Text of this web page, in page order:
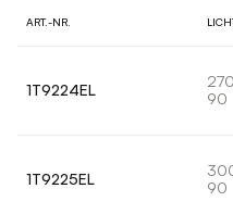
ART.-NR.
1T9224EL
90
1T9225EL
90